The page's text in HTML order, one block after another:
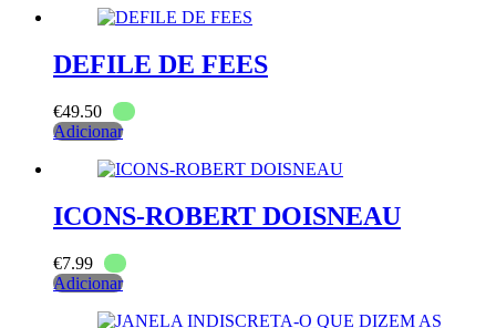
DEFILE DE FEES
€49.50
Adicionar
ICONS-ROBERT DOISNEAU
€7.99
Adicionar